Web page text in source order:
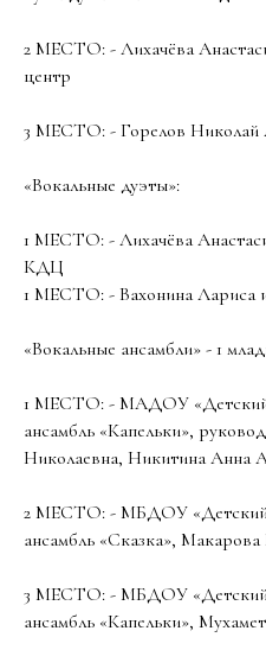
2 МЕСТО: - Лихачёва
центр
3 МЕСТО: - Горелов Николай
«Вокальные дуэты»:
1 МЕСТО: - Лихачёва
КДЦ
1 МЕСТО: - Вахонина Лариса
«Вокальные ансамбли» - 1
1 МЕСТО: - МАДОУ «Детский
ансамбль «Капельки»,
Николаевна, Никитина Анна
2 МЕСТО: - МБДОУ «Детский
ансамбль «Сказка»,
3 МЕСТО: - МБДОУ «Детский
ансамбль «Капельки»,